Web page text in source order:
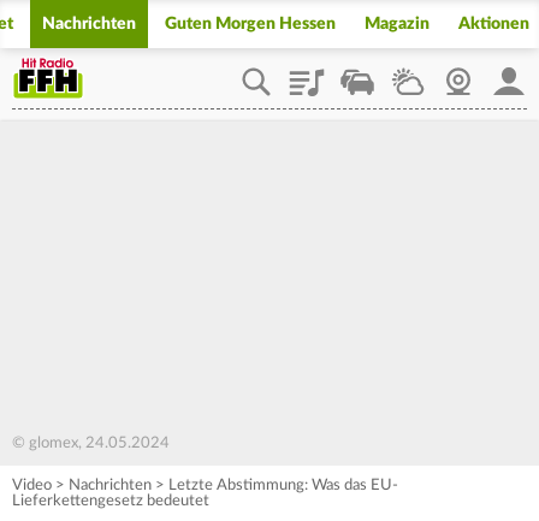
Nachrichten Guten Morgen Hessen Magazin Aktionen
PlaylistStaupilotWetterWebcam
© glomex, 24.05.2024
Video > Nachrichten > Letzte Abstimmung: Was das EU-
Lieferkettengesetz bedeutet